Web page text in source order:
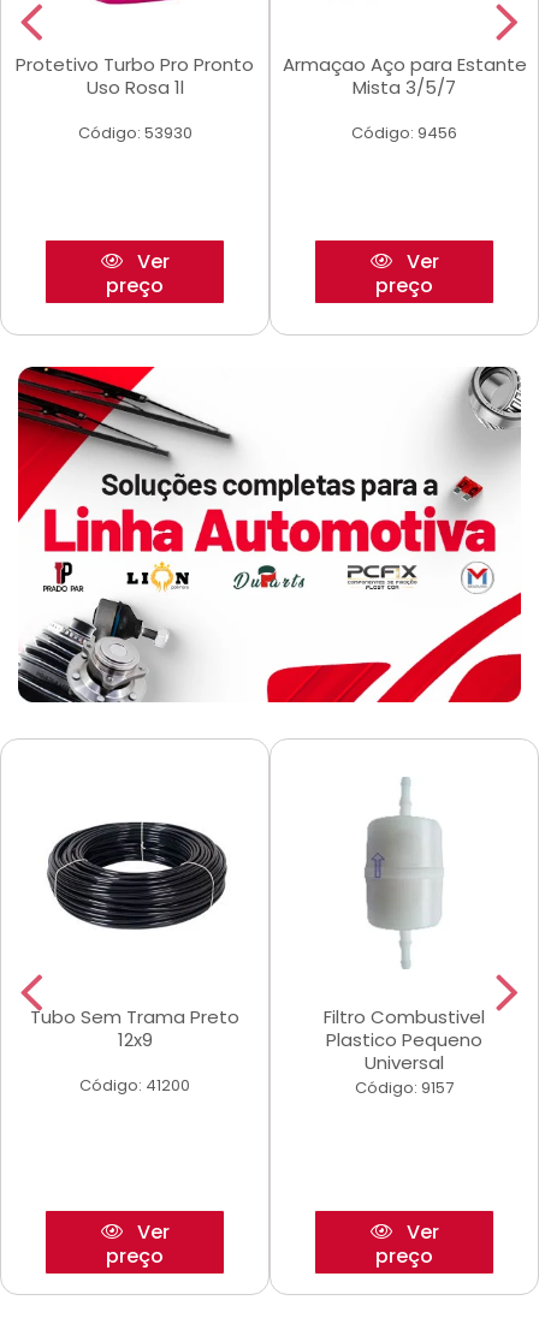
Protetivo Turbo Pro Pronto
Uso Rosa 1l
Código: 53930
Ver
preço
Armaçao Aço para Estante
Mista 3/5/7
Código: 9456
Ver
preço
Tubo Sem Trama Preto
12x9
Código: 41200
Ver
preço
Filtro Combustivel
Plastico Pequeno
Universal
Código: 9157
Ver
preço